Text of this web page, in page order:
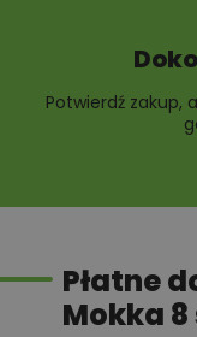
Potwierdź zakup,
Płatne
Mokka 8